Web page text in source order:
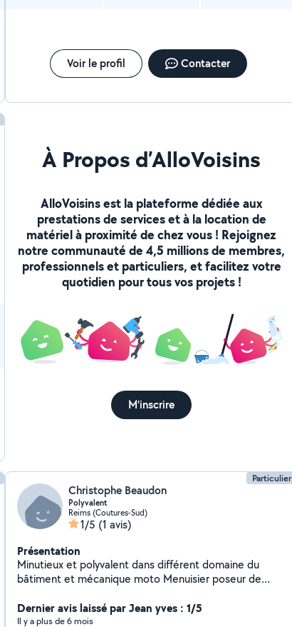
Voir le profil Contacter
À Propos d’AlloVoisins
AlloVoisins est la plateforme dédiée aux
prestations de services et à la location de
matériel à proximité de chez vous ! Rejoignez
notre communauté de 4,5 millions de membres,
professionnels et particuliers, et facilitez votre
quotidien pour tous vos projets !
M'inscrire
Particulier
Christophe Beaudon
Polyvalent
Reims (Coutures-Sud)
1/5 (1 avis)
Présentation
Minutieux et polyvalent dans différent domaine du
bâtiment et mécanique moto Menuisier poseur de
apporter satisfaction N hésitez pas à me contacter
merci
Dernier avis laissé par Jean yves : 1/5
Il y a plus de 6 mois